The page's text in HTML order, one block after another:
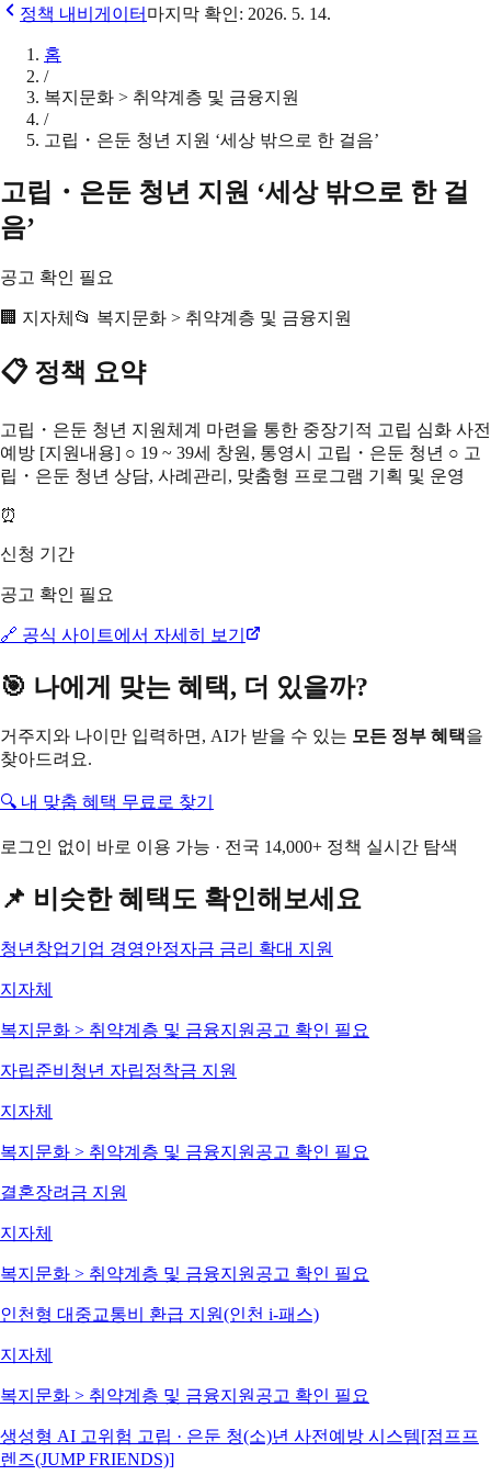
정책 내비게이터 마지막 확인: 2026. 5. 14.
홈
/
복지문화 > 취약계층 및 금융지원
/
고립・은둔 청년 지원 ‘세상 밖으로 한 걸음’
고립・은둔 청년 지원 ‘세상 밖으로 한 걸
음’
공고 확인 필요
🏢 지자체 📂 복지문화 > 취약계층 및 금융지원
📋 정책 요약
고립・은둔 청년 지원체계 마련을 통한 중장기적 고립 심화 사전
예방 [지원내용] ○ 19 ~ 39세 창원, 통영시 고립・은둔 청년 ○ 고
립・은둔 청년 상담, 사례관리, 맞춤형 프로그램 기획 및 운영
⏰
신청 기간
공고 확인 필요
🔗 공식 사이트에서 자세히 보기
🎯 나에게 맞는 혜택, 더 있을까?
거주지와 나이만 입력하면, AI가 받을 수 있는 모든 정부 혜택을
찾아드려요.
🔍 내 맞춤 혜택 무료로 찾기
로그인 없이 바로 이용 가능 · 전국 14,000+ 정책 실시간 탐색
📌 비슷한 혜택도 확인해보세요
청년창업기업 경영안정자금 금리 확대 지원
지자체
복지문화 > 취약계층 및 금융지원 공고 확인 필요
자립준비청년 자립정착금 지원
지자체
복지문화 > 취약계층 및 금융지원 공고 확인 필요
결혼장려금 지원
지자체
복지문화 > 취약계층 및 금융지원 공고 확인 필요
인천형 대중교통비 환급 지원(인천 i-패스)
지자체
복지문화 > 취약계층 및 금융지원 공고 확인 필요
생성형 AI 고위험 고립 · 은둔 청(소)년 사전예방 시스템[점프프
렌즈(JUMP FRIENDS)]